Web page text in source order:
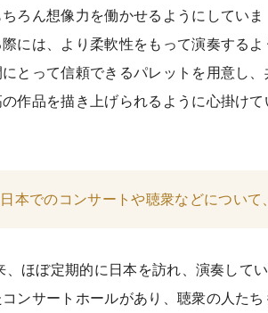
ろん想像力を働かせるようにしていま
には、より柔軟性をもって演奏するよ
とって信頼できるパレットを用意し、
作品を描き上げられるように心掛けて
でのコンサートや聴衆などについて
ほぼ定期的に日本を訪れ、演奏して
ンサートホールがあり、聴衆の人た